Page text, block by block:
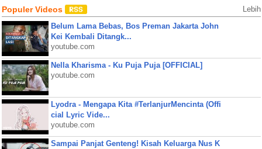
Populer Videos Lebih
Belum Lama Bebas, Bos Preman Jakarta John
Kei Kembali Ditangk...
youtube.com
Nella Kharisma - Ku Puja Puja [OFFICIAL]
youtube.com
Lyodra - Mengapa Kita #TerlanjurMencinta (Offi
cial Lyric Vide...
youtube.com
Sampai Panjat Genteng! Kisah Keluarga Nus K